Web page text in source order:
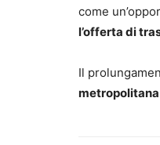
come
l’offerta di
Il
metropolitana